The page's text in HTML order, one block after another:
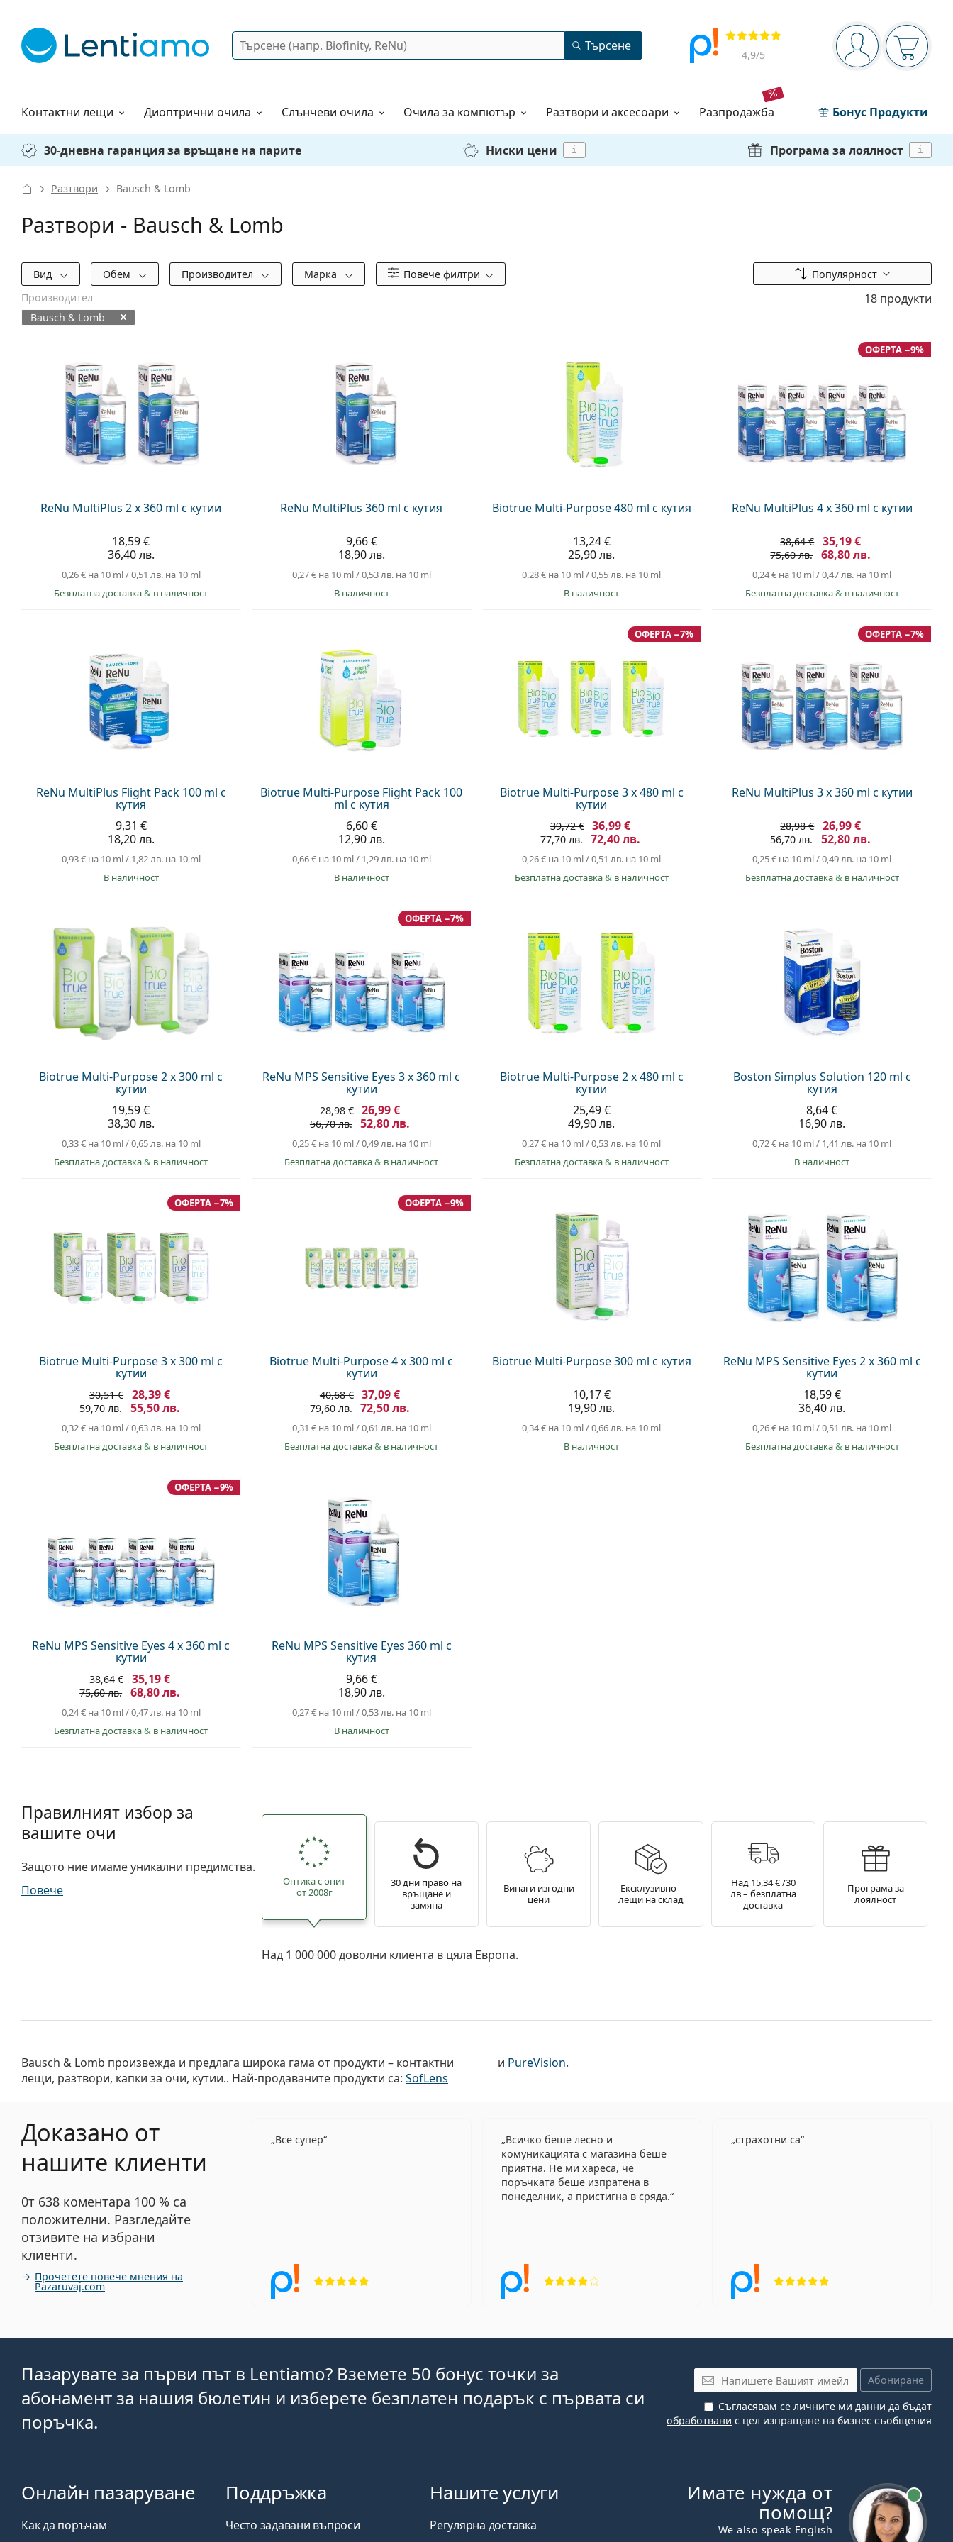
Navigation panel
Вие сте вписани
Прегледи
4,9/5
Търсене Търсене
Контактни лещи
Разтвори Диоптрични очила Слънчеви очила Очила за компютър Разтвори и аксесоари разпродажба Бонус Продукти
Как да поръчам?
30-дневна гаранция за връщане на парите Ниски цени i Програма за лоялност i
Разтвори Bausch & Lomb
Разтвори - Bausch & Lomb
Филтри
Вид Обем Производител Марка Повече филтри Сортиране по
Популярност
Производител
Bausch & Lomb
18 продукти
ReNu MultiPlus 2 x 360 ml с кутии
18,59 €
36,40 лв.
0,26 €на 10 ml/0,51 лв.на 10 ml
Безплатна доставка& в наличност
ReNu MultiPlus 360 ml с кутия
9,66 €
18,90 лв.
0,27 €на 10 ml/0,53 лв.на 10 ml
в наличност
Biotrue Multi-Purpose 480 ml с кутия
13,24 €
25,90 лв.
0,28 € на 10 ml/0,55 лв. на 10 ml
в наличност
ReNu MultiPlus 4 x 360 ml с кутии
ОФЕРТА −9%
38,64 € 35,19 €
75,60 лв. 68,80 лв.
0,24 € на 10 ml/0,47 лв. на 10 ml
Безплатна доставка& в наличност
ReNu MultiPlus Flight Pack 100 ml с
кутия
9,31 €
18,20 лв.
0,93 €на 10 ml/ 1,82 лв.на 10 ml
в наличност
Biotrue Multi-Purpose Flight Pack 100
ml с кутия
6,60 €
12,90 лв.
0,66 €на 10 ml/ 1,29 лв.на 10 ml
в наличност
Biotrue Multi-Purpose 3 x 480 ml с
кутии
ОФЕРТА −7%
39,72 € 36,99 €
77,70 лв. 72,40 лв.
0,26 € на 10 ml/0,51 лв. на 10 ml
Безплатна доставка& в наличност
ReNu MultiPlus 3 x 360 ml с кутии
ОФЕРТА −7%
28,98 € 26,99 €
56,70 лв. 52,80 лв.
0,25 € на 10 ml/0,49 лв. на 10 ml
Безплатна доставка& в наличност
Biotrue Multi-Purpose 2 x 300 ml с
кутии
19,59 €
38,30 лв.
0,33 €на 10 ml/0,65 лв.на 10 ml
Безплатна доставка& в наличност
ReNu MPS Sensitive Eyes 3 x 360 ml с
кутии
ОФЕРТА −7%
28,98 € 26,99 €
56,70 лв. 52,80 лв.
0,25 €на 10 ml/0,49 лв.на 10 ml
Безплатна доставка& в наличност
Biotrue Multi-Purpose 2 x 480 ml с
кутии
25,49 €
49,90 лв.
0,27 € на 10 ml/0,53 лв. на 10 ml
Безплатна доставка& в наличност
Boston Simplus Solution 120 ml с
кутия
8,64 €
16,90 лв.
0,72 € на 10 ml/ 1,41 лв. на 10 ml
в наличност
Biotrue Multi-Purpose 3 x 300 ml с
кутии
ОФЕРТА −7%
30,51 € 28,39 €
59,70 лв. 55,50 лв.
0,32 €на 10 ml/0,63 лв.на 10 ml
Безплатна доставка& в наличност
Biotrue Multi-Purpose 4 x 300 ml с
кутии
ОФЕРТА −9%
40,68 € 37,09 €
79,60 лв. 72,50 лв.
0,31 €на 10 ml/0,61 лв.на 10 ml
Безплатна доставка& в наличност
Biotrue Multi-Purpose 300 ml с кутия
10,17 €
19,90 лв.
0,34 € на 10 ml/0,66 лв. на 10 ml
в наличност
ReNu MPS Sensitive Eyes 2 x 360 ml с
кутии
18,59 €
36,40 лв.
0,26 € на 10 ml/0,51 лв. на 10 ml
Безплатна доставка& в наличност
ReNu MPS Sensitive Eyes 4 x 360 ml с
кутии
ОФЕРТА −9%
38,64 € 35,19 €
75,60 лв. 68,80 лв.
0,24 €на 10 ml/0,47 лв.на 10 ml
Безплатна доставка& в наличност
ReNu MPS Sensitive Eyes 360 ml с
кутия
9,66 €
18,90 лв.
0,27 €на 10 ml/0,53 лв.на 10 ml
в наличност
Правилният избор за
вашите очи
Защото ние имаме уникални предимства.
Повече
Оптика с опит
от 2008г
30 дни право на
връщане и
замяна
Винаги изгодни
цени
Ексклузивно -
лещи на склад
Над 15,34 € /30
лв – безплатна
доставка
Програма за
лоялност
Над 1 000 000 доволни клиента в цяла Европа.
Bausch & Lomb произвежда и предлага широка гама от продукти – контактни
лещи, разтвори, капки за очи, кутии.. Най-продаваните продукти са: SofLens
и PureVision.
Доказано от
нашите клиенти
0т 638 коментара 100 % са
положителни. Разгледайте
отзивите на избрани
клиенти.
Прочетете повече мнения на
Pazaruvaj.com
Все супер
Всичко беше лесно и
комуникацията с магазина беше
приятна. Не ми хареса, че
поръчката беше изпратена в
понеделник, а пристигна в сряда.
страхотни са
Пазарувате за първи път в Lentiamo? Вземете 50 бонус точки за
абонамент за нашия бюлетин и изберете безплатен подарък с първата си
поръчка.
Имейл
Абониране
Съгласявам се личните ми данни да бъдат
обработвани с цел изпращане на бизнес съобщения
Имате нужда от
помощ?
We also speak English
Онлайн пазаруване
Как да поръчам
Поддръжка
Често задавани въпроси
Нашите услуги
Регулярна доставка